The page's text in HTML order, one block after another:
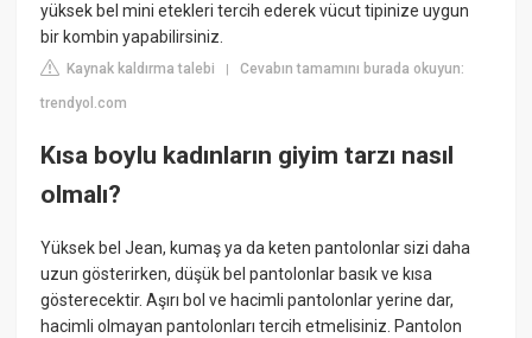
yüksek bel mini etekleri tercih ederek vücut tipinize uygun
bir kombin yapabilirsiniz.
Kaynak kaldırma talebi |Cevabın tamamını burada okuyun:
trendyol.com
Kısa boylu kadınların giyim tarzı nasıl
olmalı?
Yüksek bel Jean, kumaş ya da keten pantolonlar sizi daha
uzun gösterirken, düşük bel pantolonlar basık ve kısa
gösterecektir. Aşırı bol ve hacimli pantolonlar yerine dar,
hacimli olmayan pantolonları tercih etmelisiniz. Pantolon